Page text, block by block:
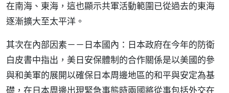
在南海、東海，這也顯示共軍活動範圍已從過去的東海
逐漸擴大至太平洋。
其次在內部因素－－日本國內：日本政府在今年的防衛
白皮書中指出，美日安保體制的合作關係是以美國的參
與和美軍的展開以確保日本周邊地區的和平與安定為基
礎，在日本周邊出現緊急事態時兩國將從事包括外交在